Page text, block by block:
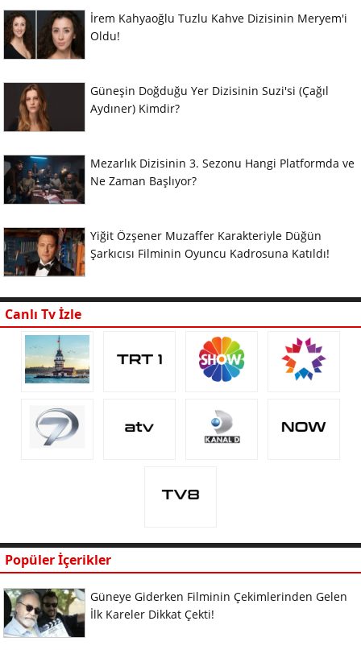
İrem Kahyaoğlu Tuzlu Kahve Dizisinin Meryem'i
Oldu!
Güneşin Doğduğu Yer Dizisinin Suzi'si (Çağıl
Aydıner) Kimdir?
Mezarlık Dizisinin 3. Sezonu Hangi Platformda ve
Ne Zaman Başlıyor?
Yiğit Özşener Muzaffer Karakteriyle Düğün
Şarkıcısı Filminin Oyuncu Kadrosuna Katıldı!
Canlı Tv İzle
Popüler İçerikler
Güneye Giderken Filminin Çekimlerinden Gelen
İlk Kareler Dikkat Çekti!